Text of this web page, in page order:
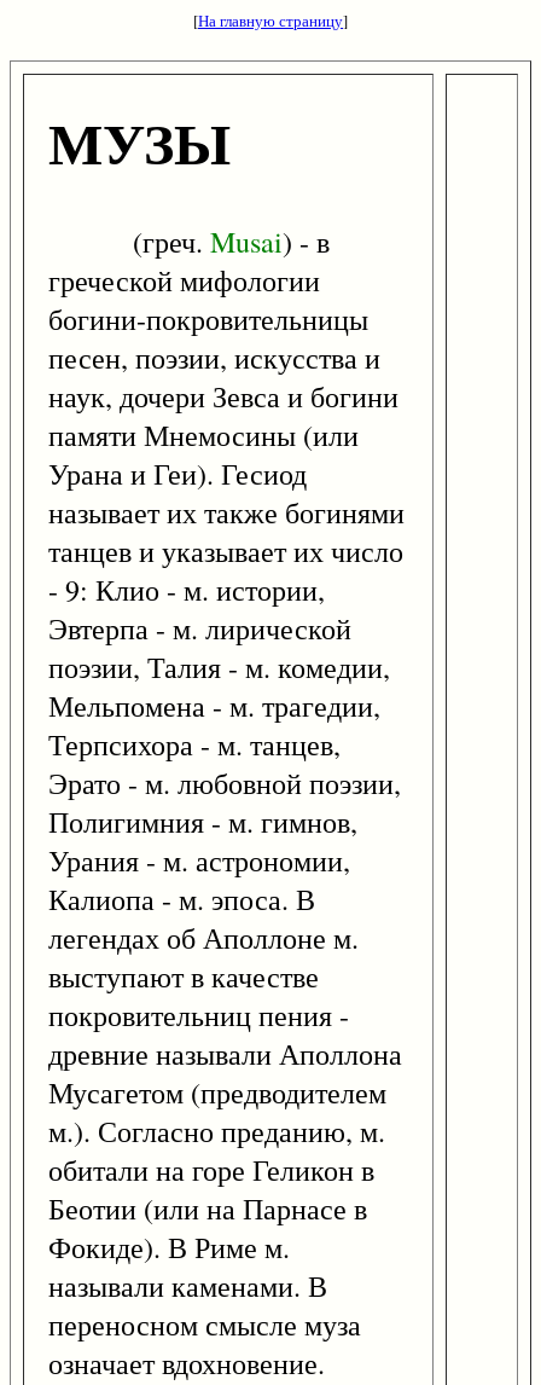
[На главную страницу]
МУЗЫ
(греч. Musai) - в
греческой мифологии
богини-покровительницы
песен, поэзии, искусства и
наук, дочери Зевса и богини
памяти Мнемосины (или
Урана и Геи). Гесиод
называет их также богинями
танцев и указывает их число
- 9: Клио - м. истории,
Эвтерпа - м. лирической
поэзии, Талия - м. комедии,
Мельпомена - м. трагедии,
Терпсихора - м. танцев,
Эрато - м. любовной поэзии,
Полигимния - м. гимнов,
Урания - м. астрономии,
Калиопа - м. эпоса. В
легендах об Аполлоне м.
выступают в качестве
покровительниц пения -
древние называли Аполлона
Мусагетом (предводителем
м.). Согласно преданию, м.
обитали на горе Геликон в
Беотии (или на Парнасе в
Фокиде). В Риме м.
называли каменами. В
переносном смысле муза
означает вдохновение.